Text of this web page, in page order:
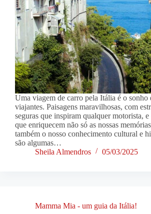
Uma viagem de carro pela Itália é o sonho
viajantes. Paisagens maravilhosas, com
seguras que inspiram qualquer motorista, e
que enriquecem não só as nossas
também o nosso conhecimento cultural e
são algumas…
Sheila Almendros
05/03/2025
Mamma Mia - um guia da Itália!